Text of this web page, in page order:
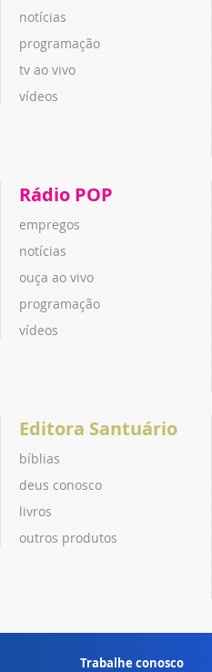
notícias
programação
tv ao vivo
vídeos
Rádio POP
empregos
notícias
ouça ao vivo
programação
vídeos
Editora Santuário
bíblias
deus conosco
livros
outros produtos
Trabalhe conosco